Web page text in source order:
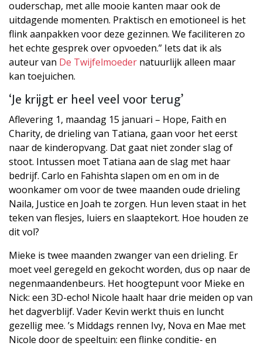
ouderschap, met alle mooie kanten maar ook de
uitdagende momenten. Praktisch en emotioneel is het
flink aanpakken voor deze gezinnen. We faciliteren zo
het echte gesprek over opvoeden.” Iets dat ik als
auteur van De Twijfelmoeder natuurlijk alleen maar
kan toejuichen.
‘Je krijgt er heel veel voor terug’
Aflevering 1, maandag 15 januari – Hope, Faith en
Charity, de drieling van Tatiana, gaan voor het eerst
naar de kinderopvang. Dat gaat niet zonder slag of
stoot. Intussen moet Tatiana aan de slag met haar
bedrijf. Carlo en Fahishta slapen om en om in de
woonkamer om voor de twee maanden oude drieling
Naila, Justice en Joah te zorgen. Hun leven staat in het
teken van flesjes, luiers en slaaptekort. Hoe houden ze
dit vol?
Mieke is twee maanden zwanger van een drieling. Er
moet veel geregeld en gekocht worden, dus op naar de
negenmaandenbeurs. Het hoogtepunt voor Mieke en
Nick: een 3D-echo! Nicole haalt haar drie meiden op van
het dagverblijf. Vader Kevin werkt thuis en luncht
gezellig mee. ’s Middags rennen Ivy, Nova en Mae met
Nicole door de speeltuin: een flinke conditie- en